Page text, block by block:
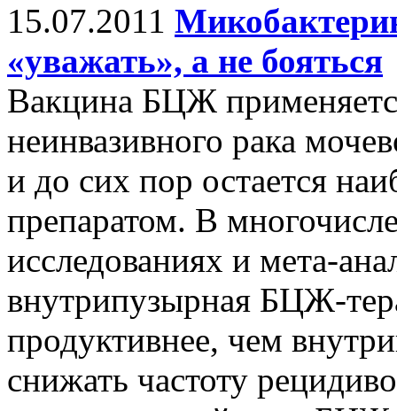
15.07.2011
«уважать», а не бояться
Вакцина БЦЖ
неинвазивного рака
и до сих пор остается
препаратом. В
исследованиях и мета-
внутрипузырная БЦЖ-
продуктивнее, чем
снижать частоту